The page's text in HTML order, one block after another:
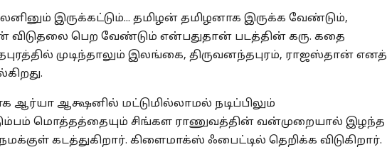
இருக்கட்டும்... தமிழன் தமிழனாக இருக்க வேண்டும்,
விடுதலை பெற வேண்டும் என்பதுதான் படத்தின் கரு. கதை
முடிந்தாலும் இலங்கை, திருவனந்தபுரம், ராஜஸ்தான் எனத்
ஆக்ஷனில் மட்டுமில்லாமல் நடிப்பிலும்
மொத்தத்தையும் சிங்கள ராணுவத்தின் வன்முறையால் இழந்த
கடத்துகிறார். கிளைமாக்ஸ் ஃபைட்டில் தெறிக்க விடுகிறார்.